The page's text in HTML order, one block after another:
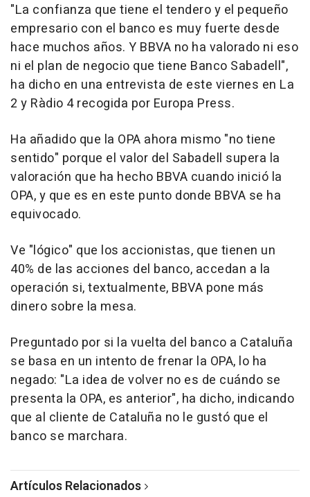
"La confianza que tiene el tendero y el pequeño
empresario con el banco es muy fuerte desde
hace muchos años. Y BBVA no ha valorado ni eso
ni el plan de negocio que tiene Banco Sabadell",
ha dicho en una entrevista de este viernes en La
2 y Ràdio 4 recogida por Europa Press.
Ha añadido que la OPA ahora mismo "no tiene
sentido" porque el valor del Sabadell supera la
valoración que ha hecho BBVA cuando inició la
OPA, y que es en este punto donde BBVA se ha
equivocado.
Ve "lógico" que los accionistas, que tienen un
40% de las acciones del banco, accedan a la
operación si, textualmente, BBVA pone más
dinero sobre la mesa.
Preguntado por si la vuelta del banco a Cataluña
se basa en un intento de frenar la OPA, lo ha
negado: "La idea de volver no es de cuándo se
presenta la OPA, es anterior", ha dicho, indicando
que al cliente de Cataluña no le gustó que el
banco se marchara.
Artículos Relacionados